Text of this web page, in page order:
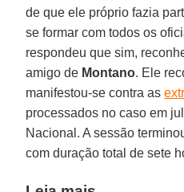
de que ele próprio fazia
se formar com todos os
respondeu que sim,
amigo de Montano. Ele
manifestou-se contra as
processados no caso em
Nacional. A sessão
com duração total de sete